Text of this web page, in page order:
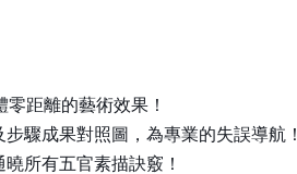
距離的藝術效果！
驟成果對照圖，為專業的失誤導航！
所有五官素描訣竅！